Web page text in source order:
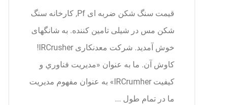
قیمت سنگ شکن ضربه ای Pf, کارخانه سنگ
شکن مس در شیلی تامین کننده. به شانگهای
خوش آمدید. شرکت معدنکاری IRCrusher!
کاوش آن. ما به عنوان «مديريت فناوري و
كيفيت IRCrumher» به عنوان مفهوم مديريت
ما در تمام طول ...